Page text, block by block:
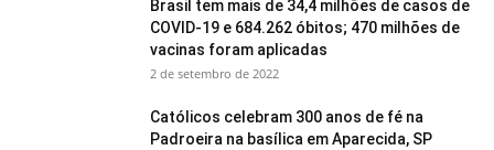
Brasil tem mais de 34,4 milhões de casos de
COVID-19 e 684.262 óbitos; 470 milhões de
vacinas foram aplicadas
2 de setembro de 2022
Católicos celebram 300 anos de fé na
Padroeira na basílica em Aparecida, SP